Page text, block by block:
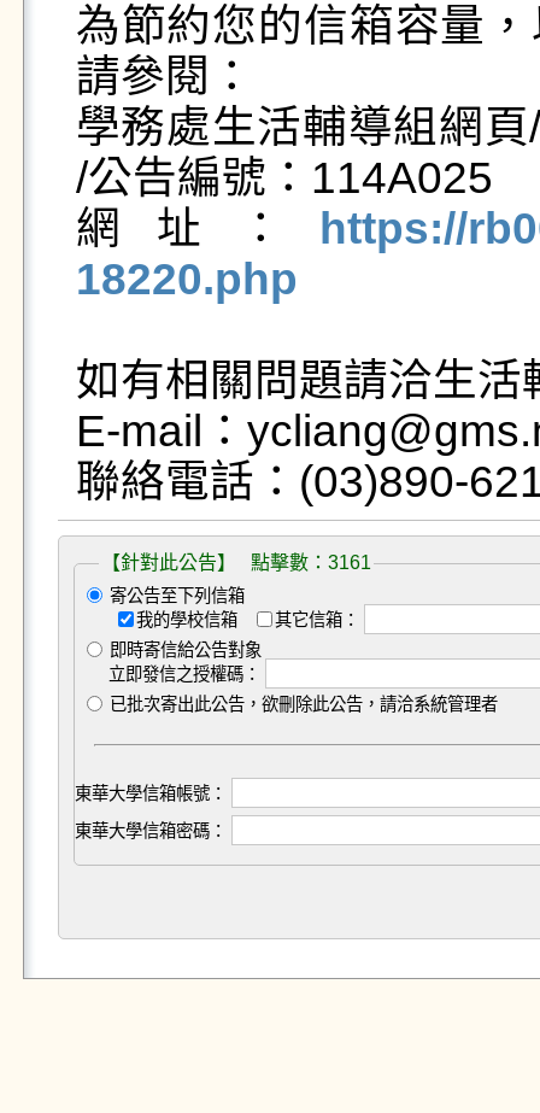
為節約您的信箱容量
請參閱：
學務處生活輔導組網
/公告編號：114A025
網址：
https://
18220.php
如有相關問題請洽生
E-mail：
【針對此公告】 點擊數：3161
寄公告至下列信箱
我的學校信箱
其它信箱：
即時寄信給公告對象
立即發信之授權碼：
已批次寄出此公告，欲刪除此公告，請洽系統管理者
東華大學信箱帳號：
東華大學信箱密碼：